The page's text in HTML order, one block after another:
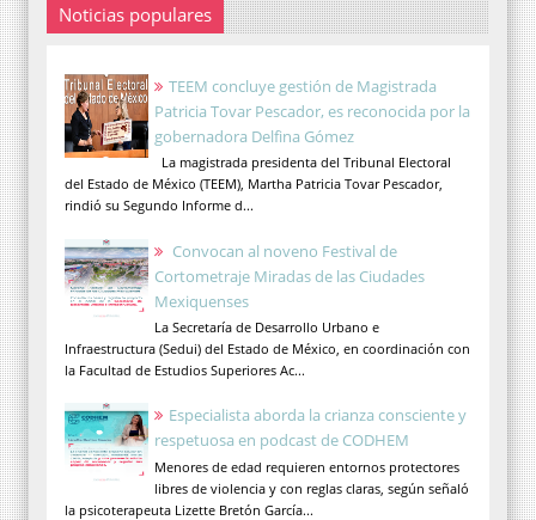
Noticias populares
TEEM concluye gestión de Magistrada
Patricia Tovar Pescador, es reconocida por la
gobernadora Delfina Gómez
La magistrada presidenta del Tribunal Electoral
del Estado de México (TEEM), Martha Patricia Tovar Pescador,
rindió su Segundo Informe d...
Convocan al noveno Festival de
Cortometraje Miradas de las Ciudades
Mexiquenses
La Secretaría de Desarrollo Urbano e
Infraestructura (Sedui) del Estado de México, en coordinación con
la Facultad de Estudios Superiores Ac...
Especialista aborda la crianza consciente y
respetuosa en podcast de CODHEM
Menores de edad requieren entornos protectores
libres de violencia y con reglas claras, según señaló
la psicoterapeuta Lizette Bretón García...